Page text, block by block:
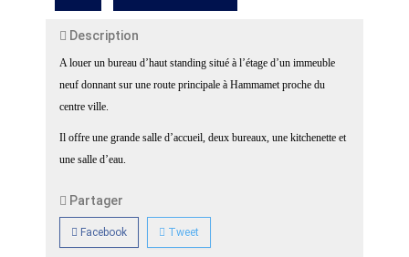
Description
A louer un bureau d’haut standing situé à l’étage d’un immeuble
neuf donnant sur une route principale à Hammamet proche du
centre ville.
Il offre une grande salle d’accueil, deux bureaux, une kitchenette et
une salle d’eau.
Partager
Facebook Tweet